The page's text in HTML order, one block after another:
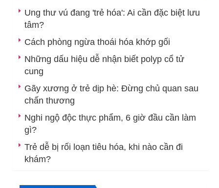
Ung thư vú đang 'trẻ hóa': Ai cần đặc biệt lưu
tâm?
Cách phòng ngừa thoái hóa khớp gối
Những dấu hiệu dễ nhận biết polyp cổ tử
cung
Gãy xương ở trẻ dịp hè: Đừng chủ quan sau
chấn thương
Nghi ngộ độc thực phẩm, 6 giờ đầu cần làm
gì?
Trẻ dễ bị rối loạn tiêu hóa, khi nào cần đi
khám?